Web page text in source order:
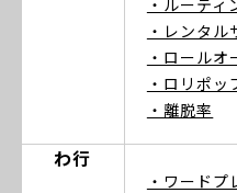
・ルーティ
・レンタル
・ロールオ
・ロリポッ
・離脱率
わ行
・ワードプ